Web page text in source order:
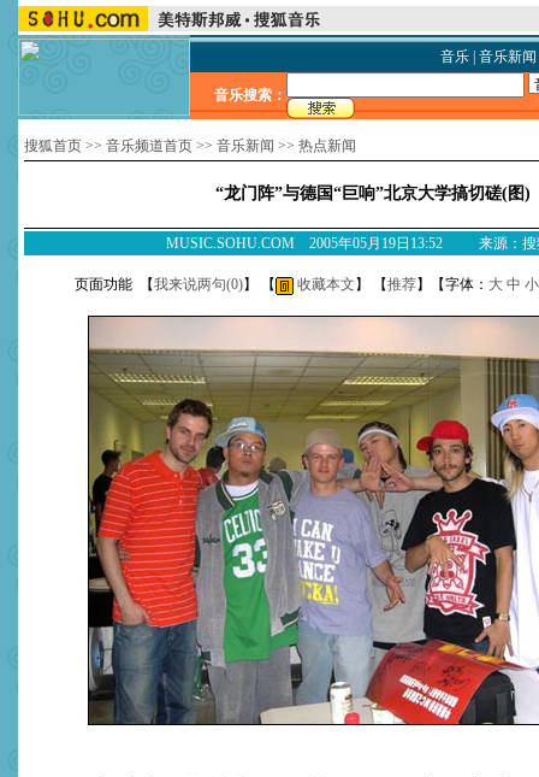
音乐| 音乐新闻
音乐搜索：
搜狐首页 >> 音乐频道首页 >> 音乐新闻 >> 热点新闻
“龙门阵”与德国“巨响”北京大学搞切磋(图)
MUSIC.SOHU.COM 2005年05月19日13:52 来源：搜
页面功能 【我来说两句(0)】 【 收藏本文 】 【推荐】【字体： 大 中 小